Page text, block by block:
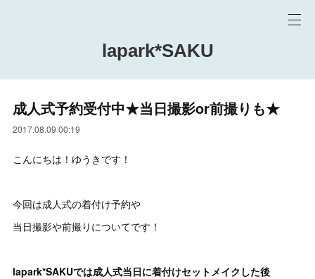
lapark*SAKU
成人式予約受付中★当日撮影or前撮りも★
2017.08.09 00:19
こんにちは！ゆうきです！
今回は成人式の着付け予約や
当日撮影や前撮りについてです！
lapark*SAKUでは成人式当日に着付けセットメイクした後